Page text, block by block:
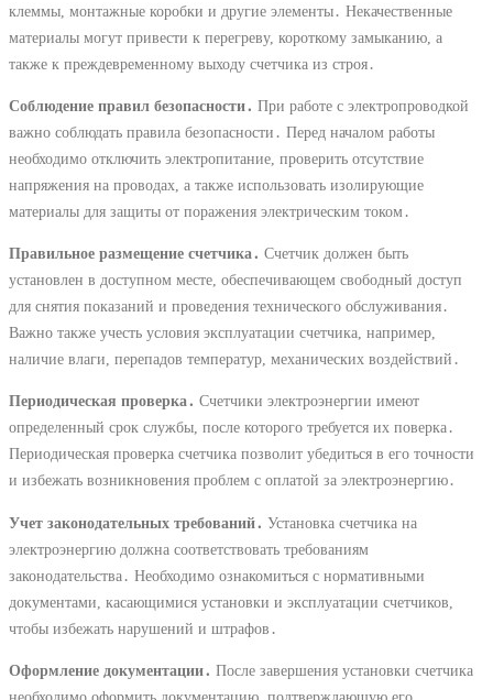
клеммы, монтажные коробки и другие элементы․ Некачественные
материалы могут привести к перегреву, короткому замыканию, а
также к преждевременному выходу счетчика из строя․
Соблюдение правил безопасности․ При работе с электропроводкой
важно соблюдать правила безопасности․ Перед началом работы
необходимо отключить электропитание, проверить отсутствие
напряжения на проводах, а также использовать изолирующие
материалы для защиты от поражения электрическим током․
Правильное размещение счетчика․ Счетчик должен быть
установлен в доступном месте, обеспечивающем свободный доступ
для снятия показаний и проведения технического обслуживания․
Важно также учесть условия эксплуатации счетчика, например,
наличие влаги, перепадов температур, механических воздействий․
Периодическая проверка․ Счетчики электроэнергии имеют
определенный срок службы, после которого требуется их поверка․
Периодическая проверка счетчика позволит убедиться в его точности
и избежать возникновения проблем с оплатой за электроэнергию․
Учет законодательных требований․ Установка счетчика на
электроэнергию должна соответствовать требованиям
законодательства․ Необходимо ознакомиться с нормативными
документами, касающимися установки и эксплуатации счетчиков,
чтобы избежать нарушений и штрафов․
Оформление документации․ После завершения установки счетчика